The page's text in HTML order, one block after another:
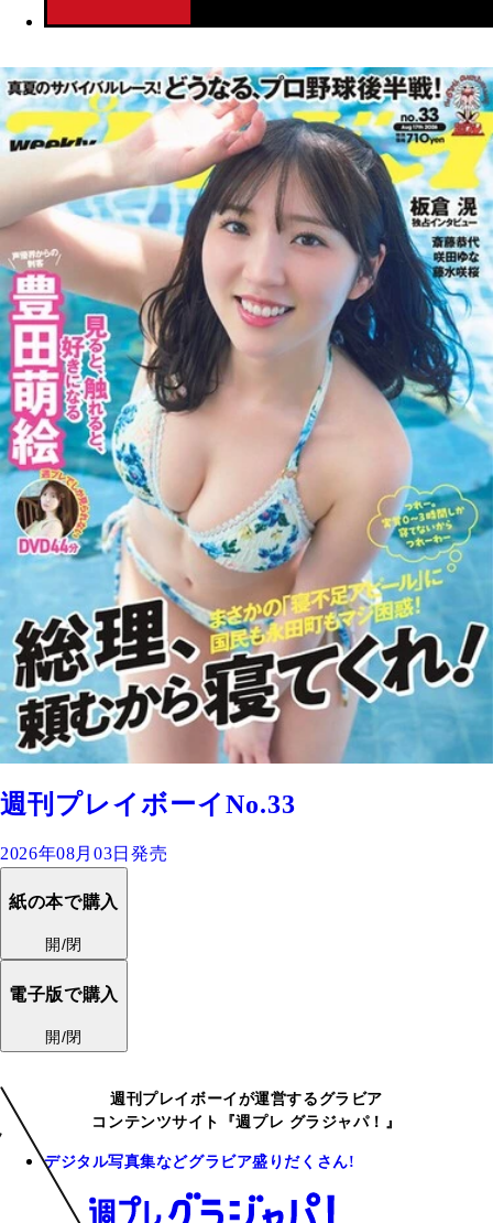
週刊プレイボーイNo.33
2026年08月03日発売
紙の本で購入
開/閉
電子版で購入
開/閉
週刊プレイボーイが運営するグラビア
コンテンツサイト『週プレ グラジャパ！』
デジタル写真集などグラビア盛りだくさん!